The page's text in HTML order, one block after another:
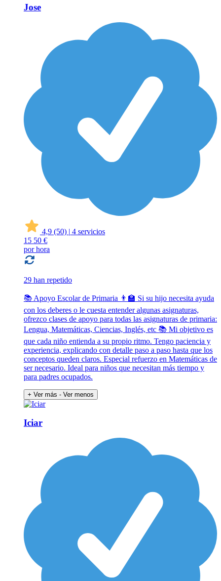
Jose
4,9 (50) | 4 servicios
15 50 €
por hora
29 han repetido
📚 Apoyo Escolar de Primaria 👨‍🏫 Si su hijo necesita ayuda
con los deberes o le cuesta entender algunas asignaturas,
ofrezco clases de apoyo para todas las asignaturas de primaria:
Lengua, Matemáticas, Ciencias, Inglés, etc 📚 Mi objetivo es
que cada niño entienda a su propio ritmo. Tengo paciencia y
experiencia, explicando con detalle paso a paso hasta que los
conceptos queden claros. Especial refuerzo en Matemáticas de
ser necesario. Ideal para niños que necesitan más tiempo y
para padres ocupados.
+ Ver más - Ver menos
Iciar